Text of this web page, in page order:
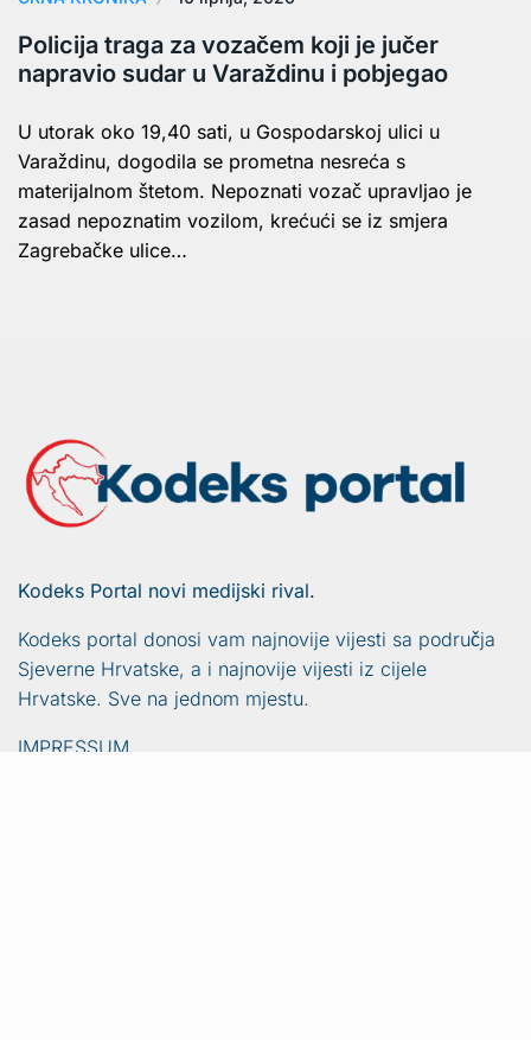
Policija traga za vozačem koji je jučer
napravio sudar u Varaždinu i pobjegao
U utorak oko 19,40 sati, u Gospodarskoj ulici u
Varaždinu, dogodila se prometna nesreća s
materijalnom štetom. Nepoznati vozač upravljao je
zasad nepoznatim vozilom, krećući se iz smjera
Zagrebačke ulice…
Kodeks Portal novi medijski rival.
Kodeks portal donosi vam najnovije vijesti sa područja
Sjeverne Hrvatske, a i najnovije vijesti iz cijele
Hrvatske. Sve na jednom mjestu.
IMPRESSUM